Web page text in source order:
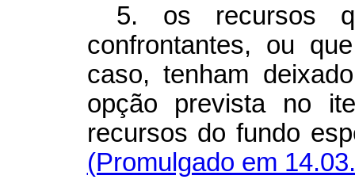
5. os recursos
confrontantes, ou
caso, tenham
opção prevista no
recursos do fundo
(Promulgado em